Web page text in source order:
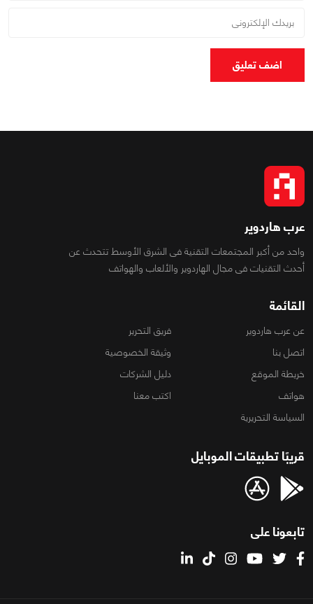
اضف تعليق
عرب هاردوير
واحد من أكبر المجتمعات التقنية فى الشرق الأوسط تتحدث عن
أحدث التقنيات فى مجال الهاردوير والألعاب والهواتف
القائمة
عن عرب هاردوير
فريق التحرير
اتصل بنا
وثيقة الخصوصية
خريطة الموقع
دليل الشركات
هواتف
اكتب معنا
السياسة التحريرية
قريبًا تطبيقات الموبايل
تابعونا على